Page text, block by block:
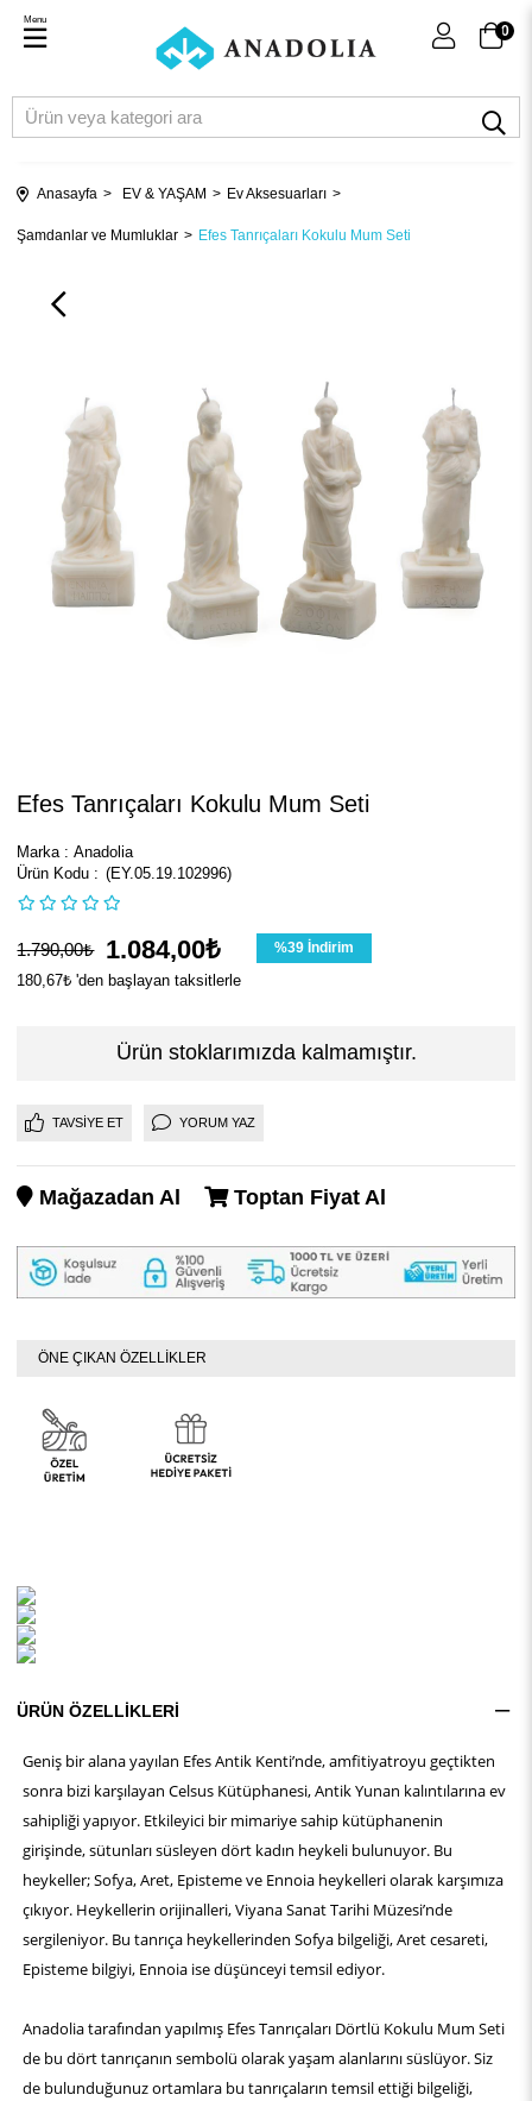
0
Menu
Anasayfa EV & YAŞAM Ev Aksesuarları
Şamdanlar ve Mumluklar Efes Tanrıçaları Kokulu Mum Seti
Efes Tanrıçaları Kokulu Mum Seti
Marka : Anadolia
(EY.05.19.102996)
1.790,00₺ 1.084,00₺ %39 İndirim
180,67₺ 'den başlayan taksitlerle
Ürün stoklarımızda kalmamıştır.
TAVSIYE ET YORUM YAZ
Mağazadan Al Toptan Fiyat Al
ÖNE ÇIKAN ÖZELLİKLER
ÜRÜN ÖZELLIKLERI
Geniş bir alana yayılan Efes Antik Kenti’nde, amfitiyatroyu geçtikten
sonra bizi karşılayan Celsus Kütüphanesi, Antik Yunan kalıntılarına ev
sahipliği yapıyor. Etkileyici bir mimariye sahip kütüphanenin
girişinde, sütunları süsleyen dört kadın heykeli bulunuyor. Bu
heykeller; Sofya, Aret, Episteme ve Ennoia heykelleri olarak karşımıza
çıkıyor. Heykellerin orijinalleri, Viyana Sanat Tarihi Müzesi’nde
sergileniyor. Bu tanrıça heykellerinden Sofya bilgeliği, Aret cesareti,
Episteme bilgiyi, Ennoia ise düşünceyi temsil ediyor.
Anadolia tarafından yapılmış Efes Tanrıçaları Dörtlü Kokulu Mum Seti
de bu dört tanrıçanın sembolü olarak yaşam alanlarını süslüyor. Siz
de bulunduğunuz ortamlara bu tanrıçaların temsil ettiği bilgeliği,